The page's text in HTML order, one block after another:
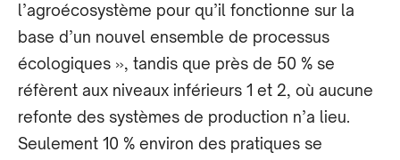
l’agroécosystème pour qu’il fonctionne sur la
base d’un nouvel ensemble de processus
écologiques », tandis que près de 50 % se
réfèrent aux niveaux inférieurs 1 et 2, où aucune
refonte des systèmes de production n’a lieu.
Seulement 10 % environ des pratiques se